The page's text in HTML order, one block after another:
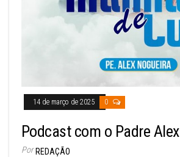
14 de março de 2025 0
Podcast com o Padre
Por REDAÇÃO